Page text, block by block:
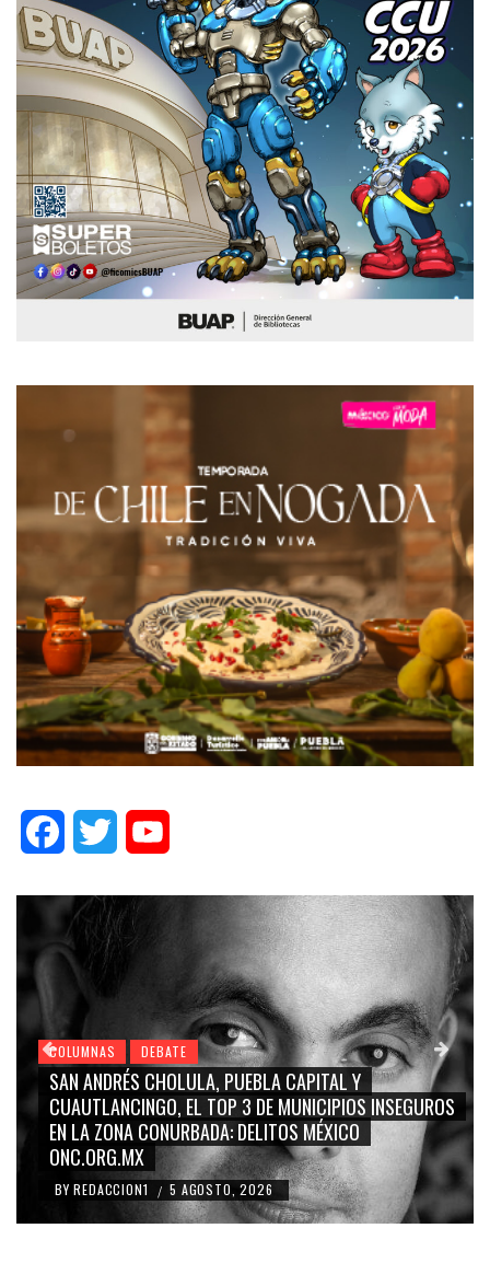
FacebookTwitter
Y
INSEGUROS
MÉXICO
COLUMNAS DEBATE
GRACE PALOMARES, NAY
CARMEN SALINAS “LA
BLANCO, SILVIA PINAL: LA
RIDICULIZACIÓN DE LA
BY REDACCION1 / 4 AGOSTO, 2026